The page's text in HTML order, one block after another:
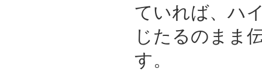
ていれば、ハ
じたるのまま
す。